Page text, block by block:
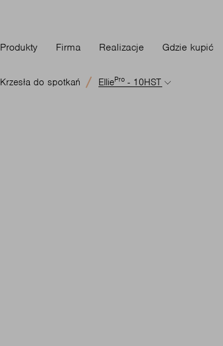
Produkty Firma Realizacje Gdzie kupić
Krzesła do spotkań ElliePro - 10HST